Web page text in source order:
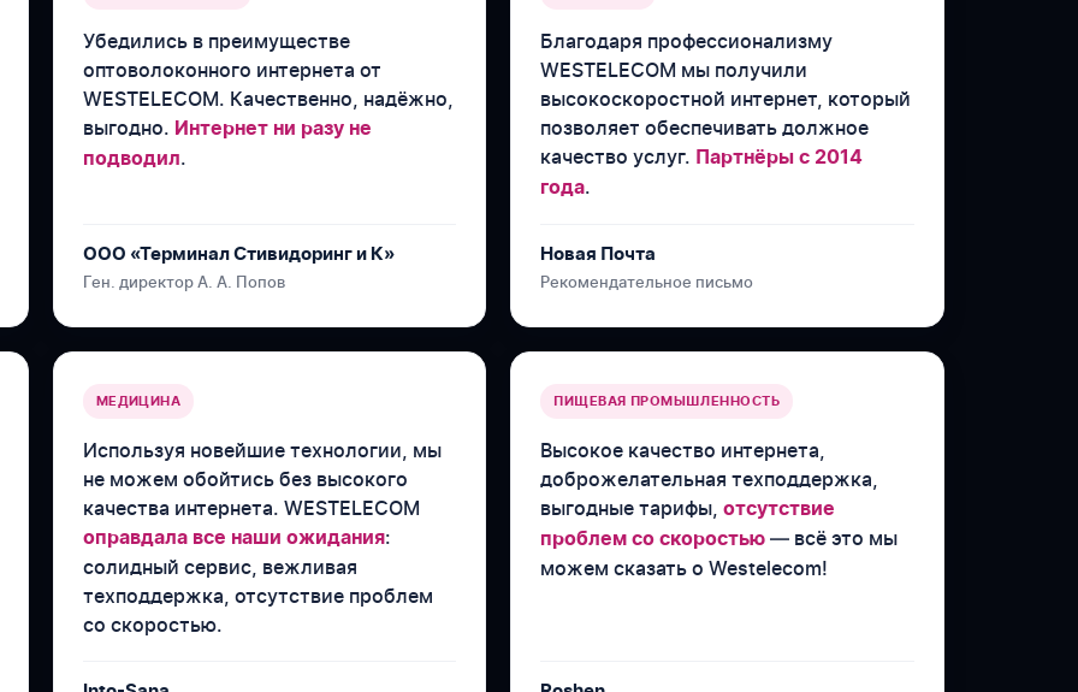
Убедились в преимуществе
оптоволоконного интернета от
WESTELECOM. Качественно, надёжно,
выгодно. Интернет ни разу не
подводил.
ООО «Терминал Стивидоринг и К»
Ген. директор А. А. Попов
Благодаря профессионализму
WESTELECOM мы получили
высокоскоростной интернет, который
позволяет обеспечивать должное
качество услуг. Партнёры с 2014
года.
Новая Почта
Рекомендательное письмо
МЕДИЦИНА
Используя новейшие технологии, мы
не можем обойтись без высокого
качества интернета. WESTELECOM
оправдала все наши ожидания:
солидный сервис, вежливая
техподдержка, отсутствие проблем
со скоростью.
ПИЩЕВАЯ ПРОМЫШЛЕННОСТЬ
Высокое качество интернета,
доброжелательная техподдержка,
выгодные тарифы,отсутствие
проблем со скоростью — всё это мы
можем сказать о Westelecom!